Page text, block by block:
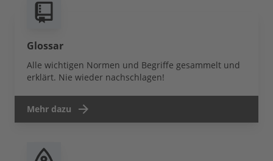
Glossar
Alle wichtigen Normen und Begriffe gesammelt und
erklärt. Nie wieder nachschlagen!
Mehr dazu